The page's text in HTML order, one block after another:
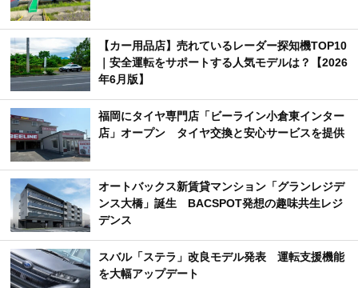
【カー用品店】売れているレーダー探知機TOP10
｜安全運転をサポートする人気モデルは？【2026
年6月版】
福岡にタイヤ専門店「ビーライン小倉東インター
店」オープン タイヤ交換と安心サービスを提供
オートバックス新賃貸マンション「グランレジデ
ンス大橋」誕生 BACSPOT発想の趣味共生レジ
デンス
スバル「ステラ」改良モデル発表 運転支援機能
を大幅アップデート